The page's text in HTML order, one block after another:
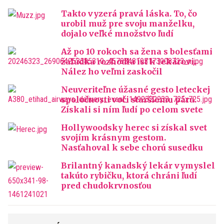
Takto vyzerá pravá láska. To, čo
urobil muž pre svoju manželku,
dojalo veľké množstvo ľudí
Až po 10 rokoch sa žena s bolesťami
žalúdka rozhodla ísť k lekárovi.
Nález ho veľmi zaskočil
Neuveriteľne úžasné gesto leteckej
spoločnosti voči staršiemu páru.
Získali si ním ľudí po celom svete
Hollywoodsky herec si získal svet
svojím krásnym gestom.
Nasťahoval k sebe chorú susedku
Brilantný kanadský lekár vymyslel
takúto rybičku, ktorá chráni ľudí
pred chudokrvnosťou